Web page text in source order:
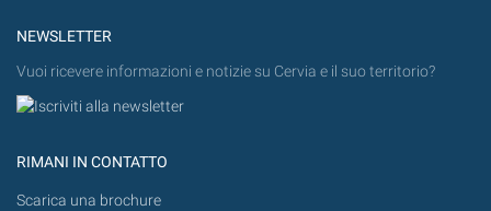
NEWSLETTER
Vuoi ricevere informazioni e notizie su Cervia e il suo territorio?
RIMANI IN CONTATTO
Scarica una brochure